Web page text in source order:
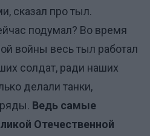
сказал про тыл.
подумал? Во время
войны весь тыл работал
солдат, ради наших
делали танки,
Ведь самые
Отечественной